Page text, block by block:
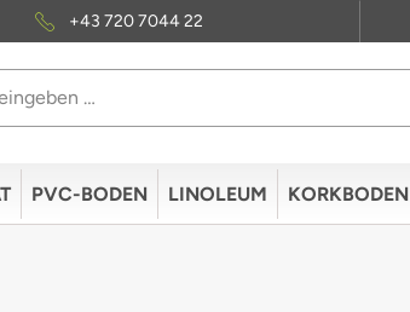
+43 720 7044 22
PVC-BODEN LINOLEUM KORKBODEN